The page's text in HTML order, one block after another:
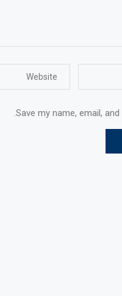
Save my name, email,